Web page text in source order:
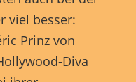
viel besser:
Prinz von
Diva